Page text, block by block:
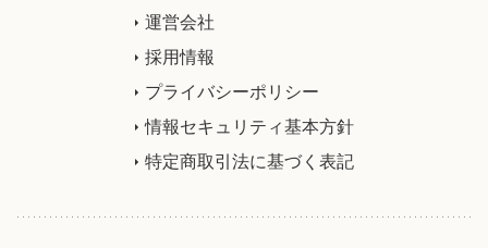
運営会社
採用情報
プライバシーポリシー
情報セキュリティ基本方針
特定商取引法に基づく表記